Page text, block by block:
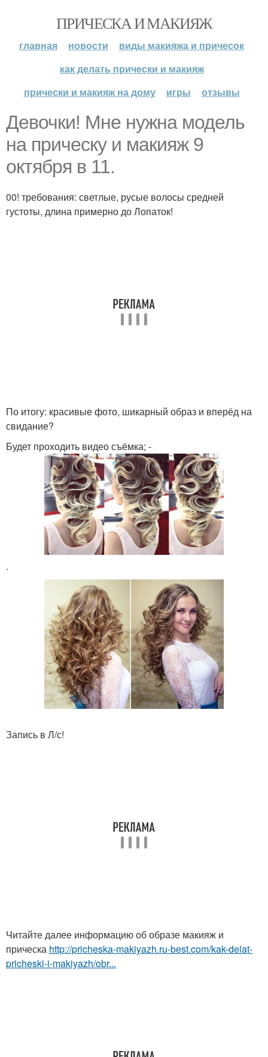
ПРИЧЕСКА И МАКИЯЖ
главная новости
виды макияжа и причесок
как делать прически и макияж
прически и макияж на дому
игры отзывы
Девочки! Мне нужна модель
на прическу и макияж 9
октября в 11.
00! требования: светлые, русые волосы средней
густоты, длина примерно до Лопаток!
По итогу: красивые фото, шикарный образ и вперёд на
свидание?
Будет проходить видео съёмка; -
.
Запись в Л/с!
Читайте далее информацию об образе макияж и
прическа http://pricheska-makiyazh.ru-best.com/kak-delat-
pricheski-i-makiyazh/obr...